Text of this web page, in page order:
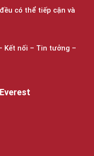
có thể tiếp cận và
Kết nối – Tin tưởng –